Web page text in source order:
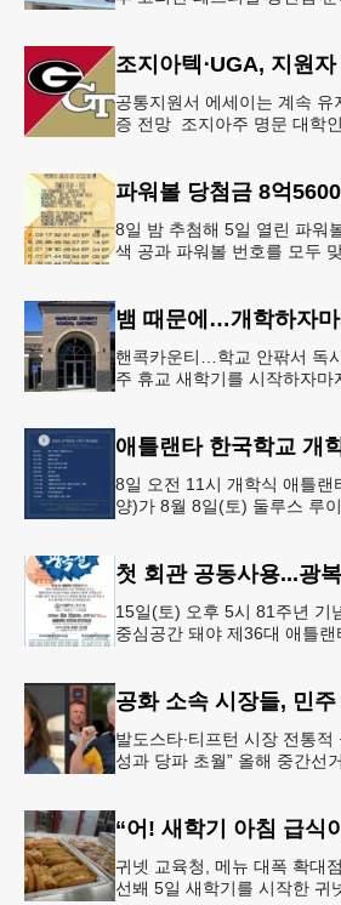
공통지원서 에세이는 계속 유
증 전망 조지아주 명문 대학
파워볼 당첨금 8억
8일 밤 추첨해 5일 열린 파워
색 공과 파워볼 번호를 모두
뱀 때문에…개학하자
핸콕카운티…학교 안팎서 독
주 휴교 새학기를 시작하자마
애틀랜타 한국학교 개
8일 오전 11시 개학식 애틀랜
양)가 8월 8일(토) 둘루스 루
15일(토) 오후 5시 81주년 기
중심공간 돼야 제36대 애틀랜
공화 소속 시장들, 민
발도스타∙티프턴 시장 전통적
성과 당파 초월” 올해 중간선
“어! 새학기 아침 급식
귀넷 교육청, 메뉴 대폭 확대
선봬 5일 새학기를 시작한 귀